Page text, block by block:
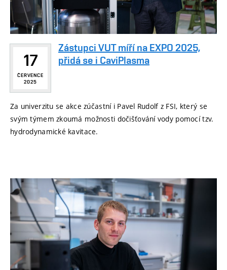
17
ČERVENCE
2025
Zástupci VUT míří na EXPO 2025,
přidá se i CaviPlasma
Za univerzitu se akce zúčastní i Pavel Rudolf z FSI, který se
svým týmem zkoumá možnosti dočišťování vody pomocí tzv.
hydrodynamické kavitace.